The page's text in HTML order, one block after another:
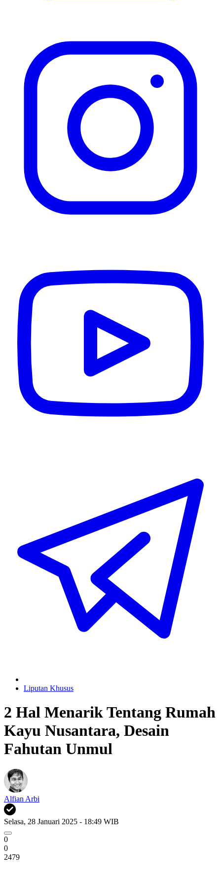
Liputan Khusus
2 Hal Menarik Tentang Rumah
Kayu Nusantara, Desain
Fahutan Unmul
Alfian Arbi
Selasa, 28 Januari 2025 - 18:49 WIB
0
0
2479